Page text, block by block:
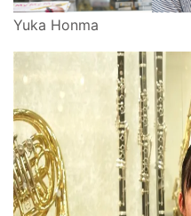
Yuka Honma